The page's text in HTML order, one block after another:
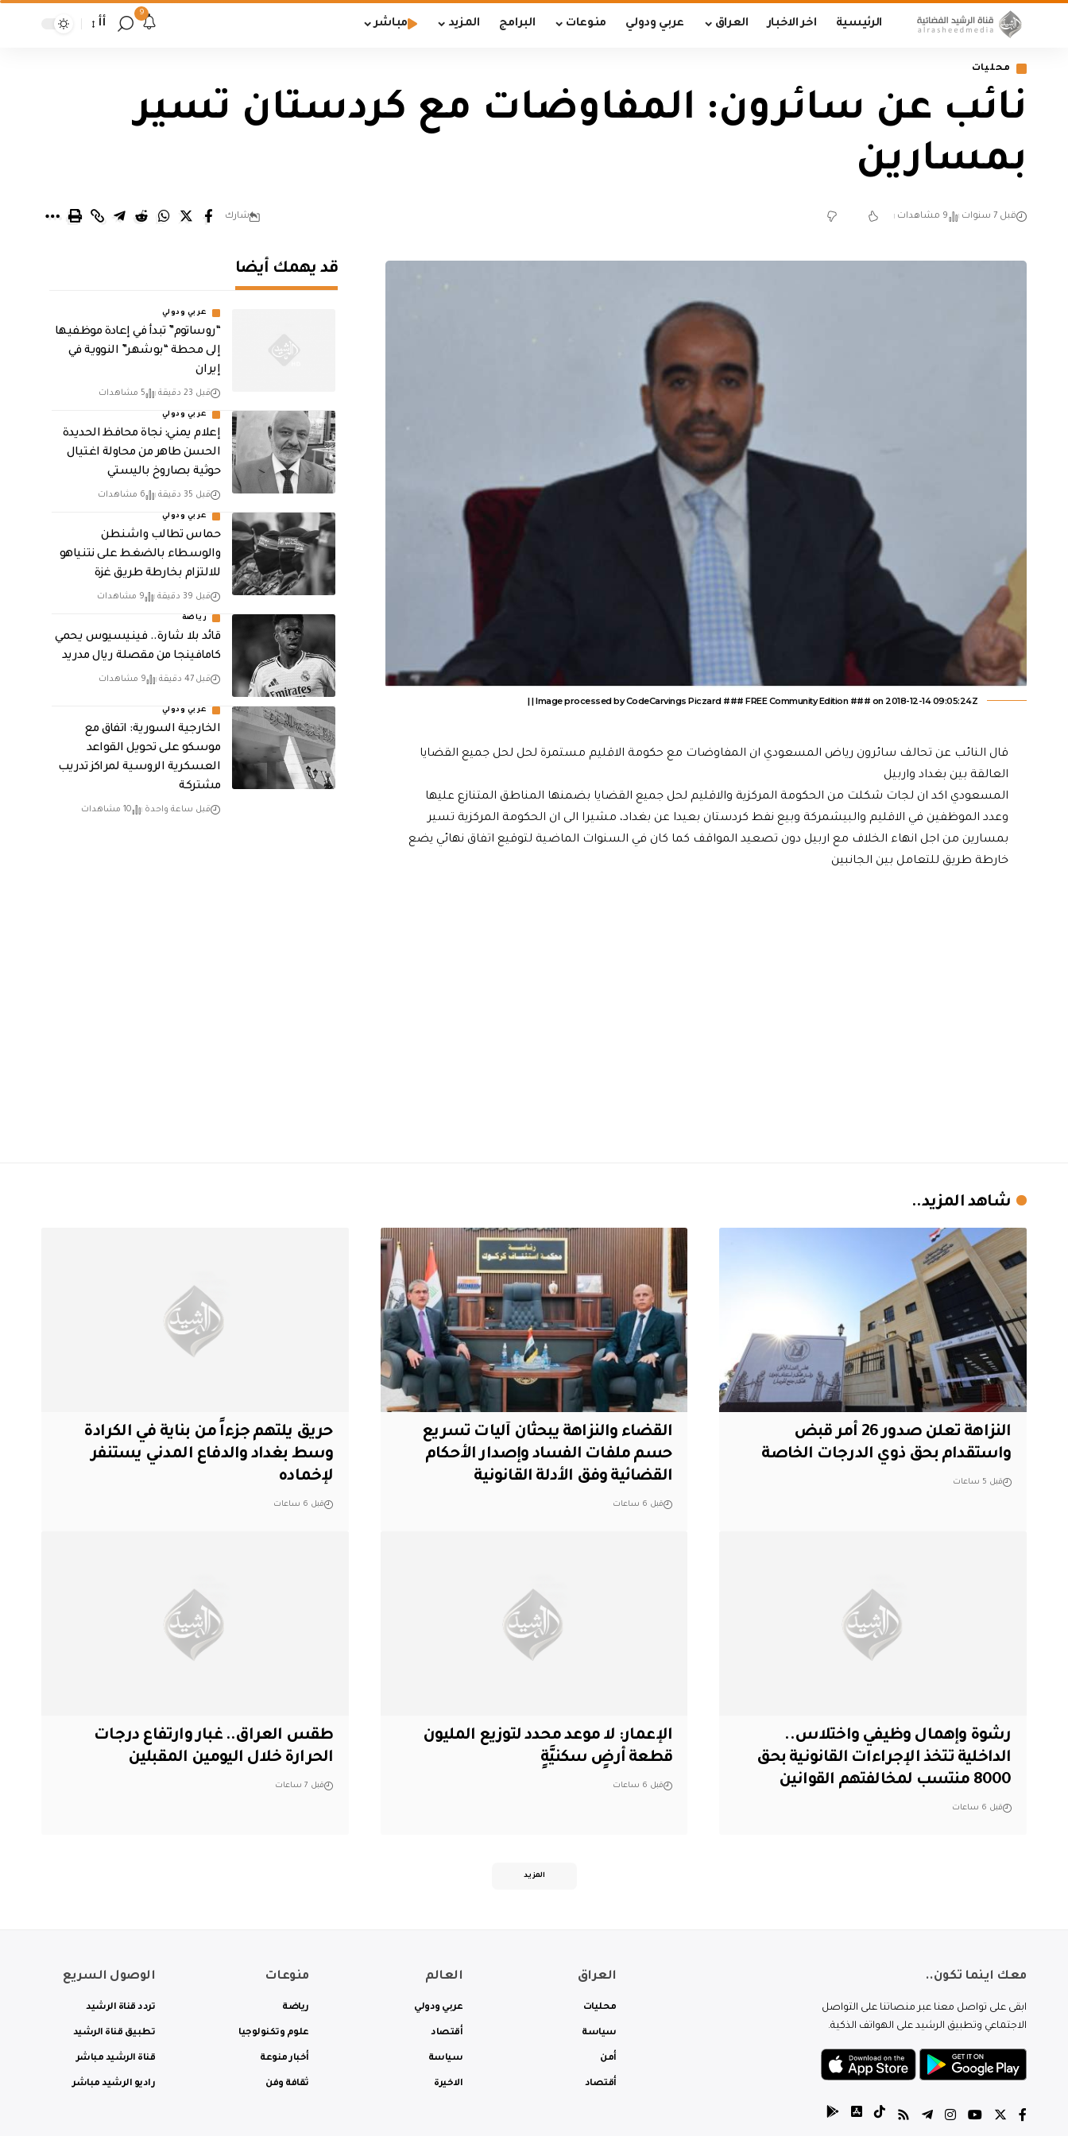
الرئيسية اخر الاخبار العراق عربي ودولي منوعات البرامج المزيد مباشر
9
أأ
محليات
نائب عن سائرون: المفاوضات مع كردستان تسير
بمسارين
قبل 7 سنوات 9 مشاهدات شارك
Image processed by CodeCarvings Piczard ### FREE Community Edition ### on 2018-12-14 09:05:24Z | |
قال النائب عن تحالف سائرون رياض المسعودي ان المفاوضات مع حكومة الاقليم مستمرة لحل لحل جميع القضايا
العالقة بين بغداد واربيل
المسعودي اكد ان لجات شكلت من الحكومة المركزية والاقليم لحل جميع القضايا بضمنها المناطق المتنازع عليها
وعدد الموظفين في الاقليم والبيشمركة وبيع نفط كردستان بعيدا عن بغداد، مشيرا الى ان الحكومة المركزية تسير
بمسارين من اجل انهاء الخلاف مع اربيل دون تصعيد المواقف كما كان في السنوات الماضية لتوقيع اتفاق نهائي يضع
خارطة طريق للتعامل بين الجانبين
قد يهمك أيضا
عربي ودولي
“روساتوم” تبدأ في إعادة موظفيها
إلى محطة “بوشهر” النووية في
إيران
قبل 23 دقيقة 5 مشاهدات
عربي ودولي
إعلام يمني: نجاة محافظ الحديدة
الحسن طاهر من محاولة اغتيال
حوثية بصاروخ باليستي
قبل 35 دقيقة 6 مشاهدات
عربي ودولي
حماس تطالب واشنطن
والوسطاء بالضغط على نتنياهو
للالتزام بخارطة طريق غزة
قبل 39 دقيقة 9 مشاهدات
رياضة
قائد بلا شارة.. فينيسيوس يحمي
كامافينجا من مقصلة ريال مدريد
قبل 47 دقيقة 9 مشاهدات
عربي ودولي
الخارجية السورية: اتفاق مع
موسكو على تحويل القواعد
العسكرية الروسية لمراكز تدريب
مشتركة
قبل ساعة واحدة 10 مشاهدات
شاهد المزيد..
النزاهة تعلن صدور 26 أمر قبض
واستقدام بحق ذوي الدرجات الخاصة
قبل 5 ساعات
القضاء والنزاهة يبحثان آليات تسريع
حسم ملفات الفساد وإصدار الأحكام
القضائية وفق الأدلة القانونية
قبل 6 ساعات
حريق يلتهم جزءاً من بناية في الكرادة
وسط بغداد والدفاع المدني يستنفر
لإخماده
قبل 6 ساعات
رشوة وإهمال وظيفي واختلاس..
الداخلية تتخذ الإجراءات القانونية بحق
8000 منتسب لمخالفتهم القوانين
قبل 6 ساعات
الإعمار: لا موعد محدد لتوزيع المليون
قطعة أرضٍ سكنيَّةٍ
قبل 6 ساعات
طقس العراق.. غبار وارتفاع درجات
الحرارة خلال اليومين المقبلين
قبل 7 ساعات
المزيد
معك اينما تكون..
ابقى على تواصل معنا عبر منصاتنا على التواصل
الاجتماعي وتطبيق الرشيد على الهواتف الذكية.
العراق
محليات
سياسة
أمن
أقتصاد
العالم
عربي ودولي
أقتصاد
سياسة
الاخيرة
منوعات
رياضة
علوم وتكنولوجيا
أخبار منوعة
ثقافة وفن
الوصول السريع
تردد قناة الرشيد
تطبيق قناة الرشيد
قناة الرشيد مباشر
راديو الرشيد مباشر